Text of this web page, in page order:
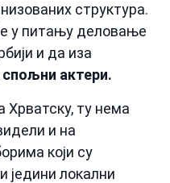
структура.
у питању деловање
и да иза
спољни актери.
Хрватску, ту нема
и на
који су
једини локални